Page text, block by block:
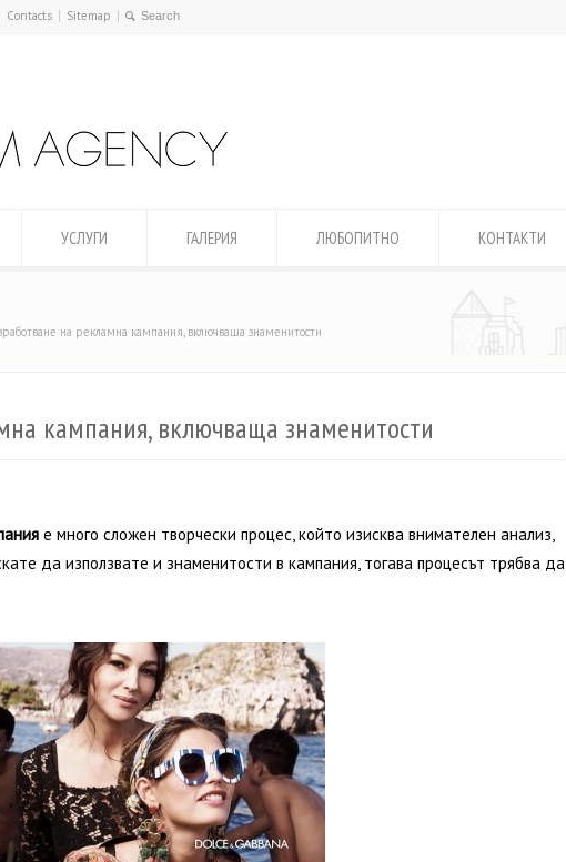
Contacts Sitemap
УСЛУГИ ГАЛЕРИЯ ЛЮБОПИТНО КОНТАКТИ
на рекламна кампания, включваща знаменитости
кампания, включваща знаменитости
е много сложен творчески процес, който изисква внимателен анализ,
да използвате и знаменитости в кампания, тогава процесът трябва да